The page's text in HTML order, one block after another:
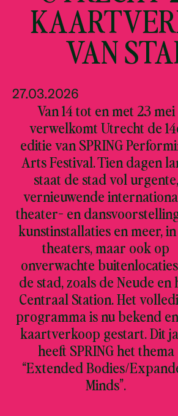
VAN
27.03.2026
Van 14 tot en met 23 mei
verwelkomt Utrecht de
editie van SPRING
Arts Festival. Tien dagen
staat de stad vol urgente,
vernieuwende
theater- en
kunstinstallaties en meer,
theaters, maar ook op
onverwachte
de stad, zoals de Neude en
Centraal Station. Het
programma is nu bekend
kaartverkoop gestart. Dit
heeft SPRING het thema
“Extended Bodies/
Minds”.